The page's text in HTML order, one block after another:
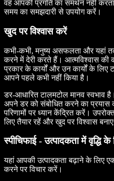
वह आपकी प्रगति का समर्थन नहीं
समय का समझदारी से उपयोग करें।
खुद पर विश्वास करें
कभी-कभी, मनुष्य असफलता और यहां
करने में देरी करते हैं। आत्मविश्वास की
प्रकार के कार्यों और उन कार्यों के
आपने पहले कभी नहीं किया है।
डर-आधारित टालमटोल मानव स्वभाव
अपने डर को संबोधित करने का
परिणामों पर ध्यान केंद्रित करें।
लिए तैयार रहें और खुद पर विश्वास
स्पीचिफाई - उत्पादकता में वृद्धि
यहां आपकी उत्पादकता बढ़ाने के लिए
करने पर विचार करें।